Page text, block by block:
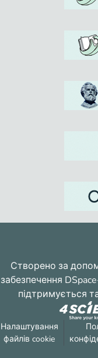
Створено за
забезпечення
підтримується
Налаштування
файлів cookie